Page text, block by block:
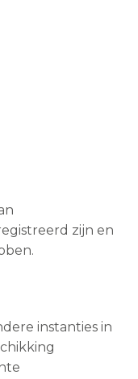
zijn en
instanties in